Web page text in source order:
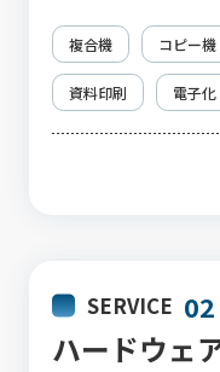
複合機 コピー機
資料印刷 電子化
SERVICE 02
ハードウェ